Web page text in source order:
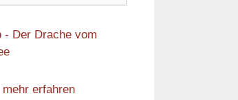
mehr erfahren